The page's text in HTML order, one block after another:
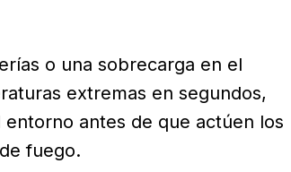
o una sobrecarga en el
extremas en segundos,
antes de que actúen los
fuego.